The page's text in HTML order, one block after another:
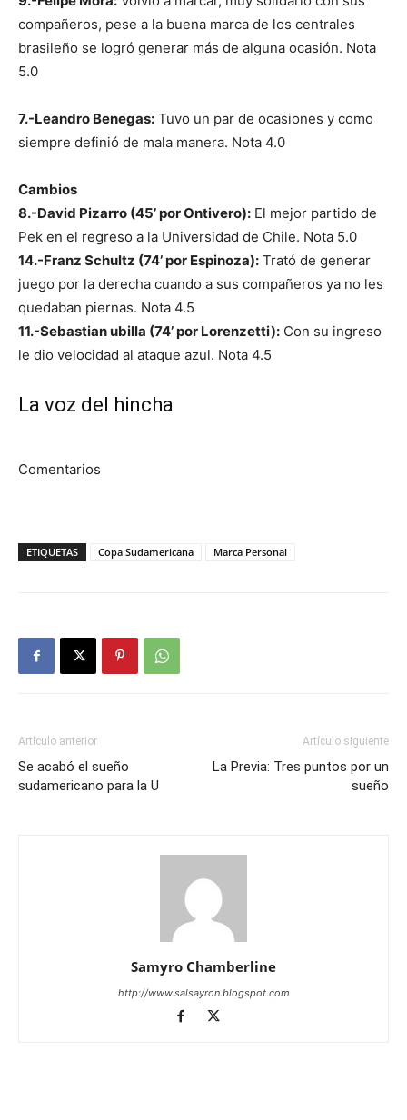
compañeros, pese a la buena marca de los centrales
brasileño se logró generar más de alguna ocasión. Nota
5.0
7.-Leandro Benegas: Tuvo un par de ocasiones y como
siempre definió de mala manera. Nota 4.0
Cambios
8.-David Pizarro (45’ por Ontivero): El mejor partido de
Pek en el regreso a la Universidad de Chile. Nota 5.0
14.-Franz Schultz (74’ por Espinoza): Trató de generar
juego por la derecha cuando a sus compañeros ya no les
quedaban piernas. Nota 4.5
11.-Sebastian ubilla (74’ por Lorenzetti): Con su ingreso
le dio velocidad al ataque azul. Nota 4.5
La voz del hincha
Comentarios
ETIQUETAS Copa Sudamericana Marca Personal
Artículo anterior
Se acabó el sueño
sudamericano para la U
Artículo siguiente
La Previa: Tres puntos por un
sueño
Samyro Chamberline
http://www.salsayron.blogspot.com